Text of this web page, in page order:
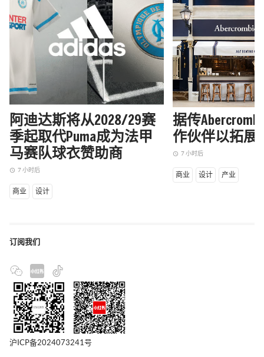
阿迪达斯将从2028/29赛
季起取代Puma成为法甲
马赛队球衣赞助商
access_time 7 小时后
商业 设计
据传
作伙伴以拓展
access_time 7 小时后
商业 设计 产业
订阅我们
沪ICP备2024073241号